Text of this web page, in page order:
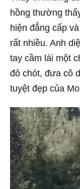
hồng thường
hiện đẳng cấp
rất nhiều. Anh
tay cầm lái một
đỏ chót, đưa cô
tuyệt đẹp của